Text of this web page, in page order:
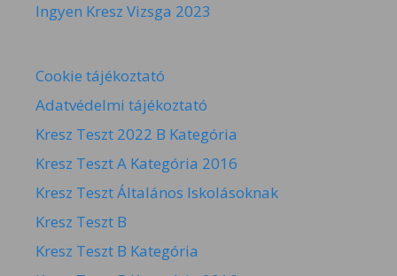
Ingyen Kresz Vizsga 2023
Cookie tájékoztató
Adatvédelmi tájékoztató
Kresz Teszt 2022 B Kategória
Kresz Teszt A Kategória 2016
Kresz Teszt Általános Iskolásoknak
Kresz Teszt B
Kresz Teszt B Kategória